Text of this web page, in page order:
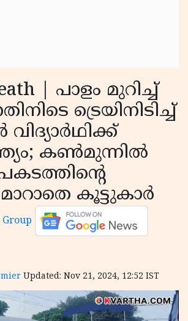
| പാളം മുറിച്ച്
ട്രെയിനിടിച്ച്
കണ്‍മുന്നില്‍
കൂട്ടുകാര്‍
Group
Updated: Nov 21, 2024, 12:52 IST